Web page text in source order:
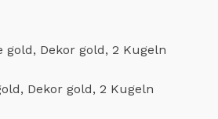
Dekor gold, 2 Kugeln